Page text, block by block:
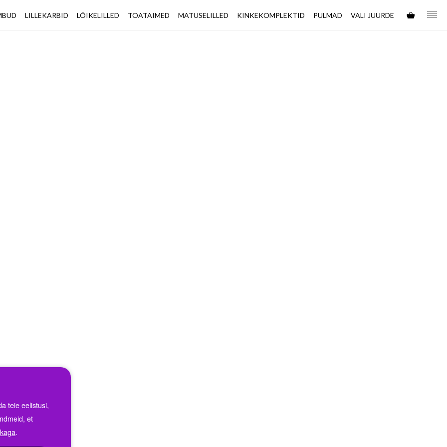
teie eelistusi,
et
.
LILLEKARBID LÕIKELILLED TOATAIMED MATUSELILLED KINKEKOMPLEKTID PULMAD VALI JUURDE